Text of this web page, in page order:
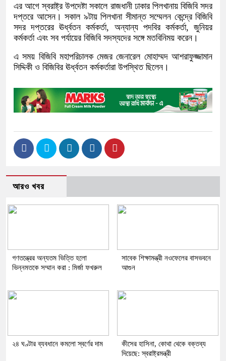
এর আগে স্বরাষ্ট্র উপদেষ্টা সকালে রাজধানী ঢাকার পিলখানায় বিজিবি সদর
দপ্তরে আসেন। সকাল ৯টায় পিলখানা সীমান্ত সম্মেলন কেন্দ্রে বিজিবি
সদর দপ্তরের ঊর্ধ্বতন কর্মকর্তা, অন্যান্য পদবির কর্মকর্তা, জুনিয়র
কর্মকর্তা এবং সব পর্যায়ের বিজিবি সদস্যদের সঙ্গে মতবিনিময় করেন।
এ সময় বিজিবি মহাপরিচালক মেজর জেনারেল মোহাম্মদ আশরাফুজ্জামান
সিদ্দিকী ও বিজিবির ঊর্ধ্বতন কর্মকর্তারা উপস্থিত ছিলেন।
আরও খবর
গণতন্ত্রের অন্যতম ভিত্তি হলো
ভিন্নমতকে সম্মান করা : মির্জা ফখরুল
সাবেক শিক্ষামন্ত্রী নওফেলের বাসভবনে
আগুন
২৪ ঘণ্টার ব্যবধানে কমলো স্বর্ণের দাম
কীসের হাসিনা, কোথা থেকে বক্তব্য
দিয়েছে: স্বরাষ্ট্রমন্ত্রী